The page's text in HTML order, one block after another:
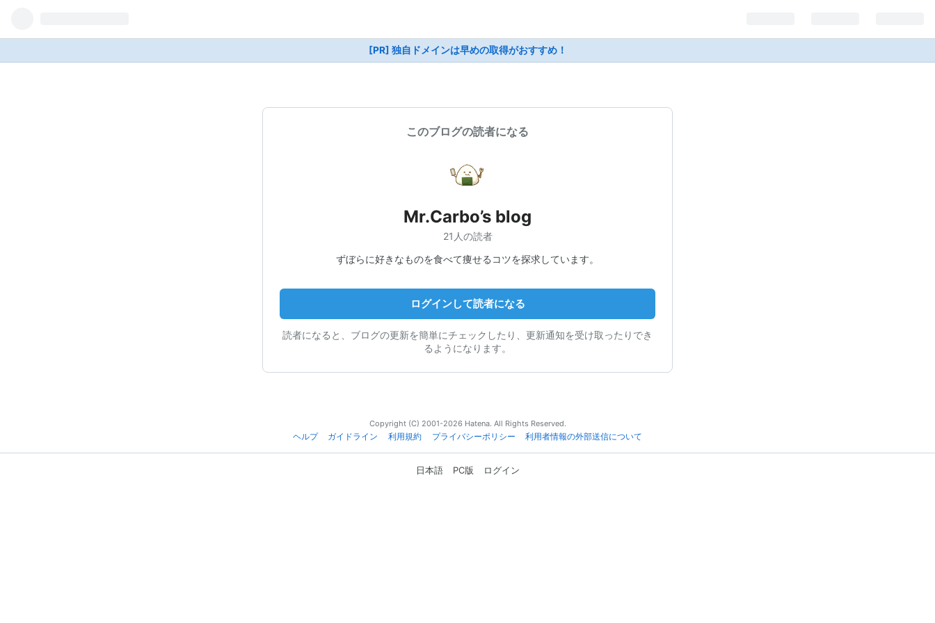
[PR] 独自ドメインは早めの取得がおすすめ！
このブログの読者になる
Mr.Carbo’s blog
21人の読者
ずぼらに好きなものを食べて痩せるコツを探求しています。
ログインして読者になる
読者になると、ブログの更新を簡単にチェックしたり、更新通知を受け取ったりでき
るようになります。
Copyright (C) 2001-2026 Hatena. All Rights Reserved.
ヘルプ
ガイドライン 利用規約 プライバシーポリシー 利用者情報の外部送信について
日本語 PC版 ログイン